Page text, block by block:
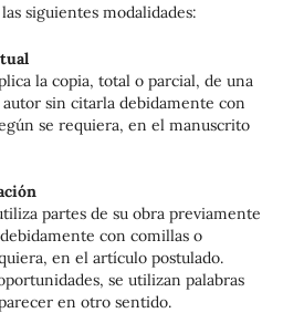
siguientes modalidades:
la copia, total o parcial, de una
sin citarla debidamente con
se requiera, en el manuscrito
partes de su obra previamente
con comillas o
en el artículo postulado.
se utilizan palabras
en otro sentido.